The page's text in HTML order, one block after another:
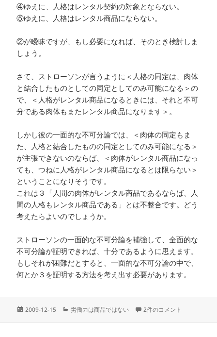
④ゆえに、人格はレンタル契約の対象とならない。
⑤ゆえに、人格はレンタル商品にならない。
②が曖昧ですが、もし必要になれば、そのとき検討しま
しょう。
さて、ストローソンが言うように＜人格の同定は、肉体
と結合したものとしての同定としてのみ可能になる＞の
で、＜人格がレンタル商品になるときには、それと不可
分である肉体もまたレンタル商品になります＞。
しかし彼の一面的な不可分論では、＜肉体の同定もま
た、人格と結合したものの同定としてのみ可能になる＞
が主張できないのならば、＜肉体がレンタル商品になっ
ても、つねに人格がレンタル商品になるとは限らない＞
ということになりそうです。
これは３「人間の肉体がレンタル商品であるならば、人
間の人格もレンタル商品である」とは不整合です。どう
考えたらよいのでしょうか。
ストローソンの一面的な不可分論を補強して、全面的な
不可分論が証明できれば、十分であるように思えます。
もしそれが困難だとすると、一面的な不可分論の中で、
何とか３を証明する方法を考え出す必要があります。
投
2009-12-15
カ
労働力は商品ではない 一面的な不可分論 への
2件のコメント